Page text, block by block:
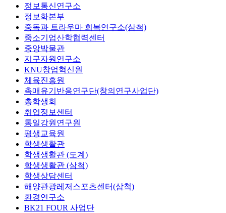
정보통신연구소
정보화본부
중독과 트라우마 회복연구소(삼척)
중소기업산학협력센터
중앙박물관
지구자원연구소
KNU창업혁신원
체육진흥원
촉매유기반응연구단(창의연구사업단)
총학생회
취업정보센터
통일강원연구원
평생교육원
학생생활관
학생생활관 (도계)
학생생활관 (삼척)
학생상담센터
해양관광레저스포츠센터(삼척)
환경연구소
BK21 FOUR 사업단